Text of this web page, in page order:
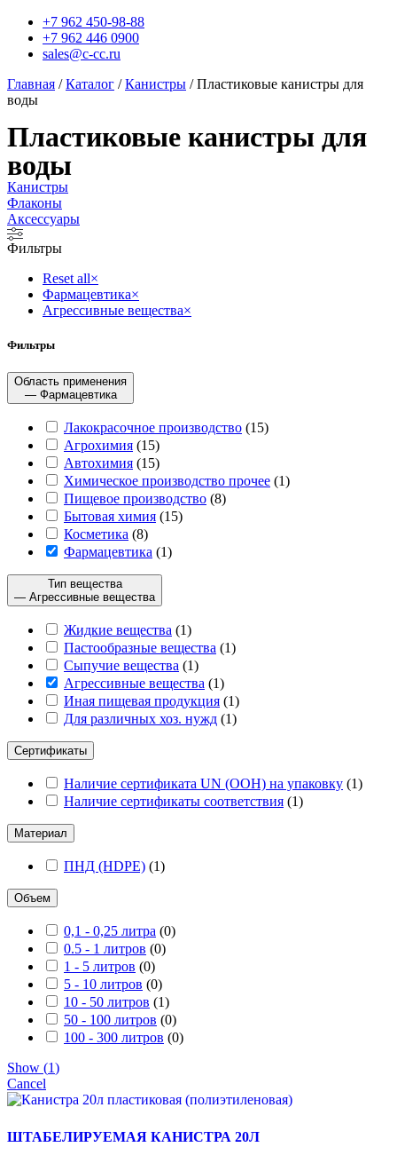
+7 962 450-98-88
+7 962 446 0900
sales@c-cc.ru
Главная /Каталог /Канистры / Пластиковые канистры для
воды
Пластиковые канистры для
воды
Канистры
Флаконы
Аксессуары
Фильтры
Reset all×
Фармацевтика×
Агрессивные вещества×
Фильтры
Область применения
— Фармацевтика
Лакокрасочное производство (15)
Агрохимия (15)
Автохимия (15)
Химическое производство прочее (1)
Пищевое производство (8)
Бытовая химия (15)
Косметика (8)
Фармацевтика (1)
Тип вещества
— Агрессивные вещества
Жидкие вещества (1)
Пастообразные вещества (1)
Сыпучие вещества (1)
Агрессивные вещества (1)
Иная пищевая продукция (1)
Для различных хоз. нужд (1)
Сертификаты
Наличие сертификата UN (ООН) на упаковку (1)
Наличие сертификаты соответствия (1)
Материал
ПНД (HDPE) (1)
Объем
0,1 - 0,25 литра (0)
0.5 - 1 литров (0)
1 - 5 литров (0)
5 - 10 литров (0)
10 - 50 литров (1)
50 - 100 литров (0)
100 - 300 литров (0)
Show (1)
Cancel
ШТАБЕЛИРУЕМАЯ КАНИСТРА 20Л